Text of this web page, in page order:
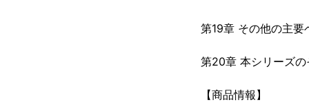
第19章 その他の主要
第20章 本シリーズ
【商品情報】